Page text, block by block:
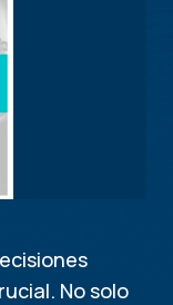
No solo